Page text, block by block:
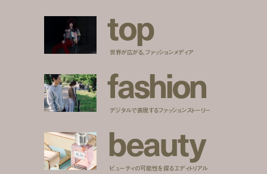
top
世界が広がる、ファッションメディア
fashion
デジタルで表現するファッションストーリー
beauty
ビューティの可能性を探るエディトリアル